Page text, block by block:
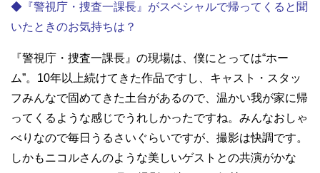
◆『警視庁・捜査一課長』がスペシャルで帰ってくると聞
いたときのお気持ちは？
『警視庁・捜査一課長』の現場は、僕にとっては“ホー
ム”。 10年以上続けてきた作品ですし、キャスト・スタッ
フみんなで固めてきた土台があるので、温かい我が家に帰
ってくるような感じでうれしかったですね。みんなおしゃ
べりなので毎日うるさいぐらいですが、撮影は快調です。
しかもニコルさんのような美しいゲストとの共演がかな